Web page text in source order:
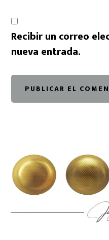
Recibir un correo
nueva entrada.